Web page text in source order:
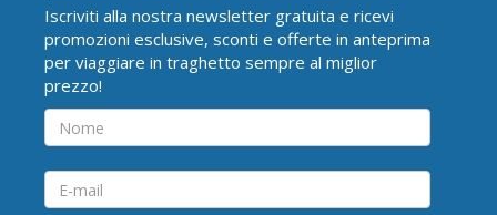
Iscriviti alla nostra newsletter gratuita e ricevi
promozioni esclusive, sconti e offerte in anteprima
per viaggiare in traghetto sempre al miglior
prezzo!